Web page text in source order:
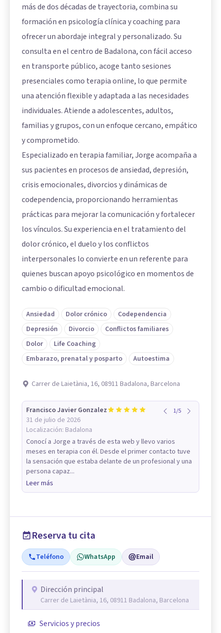
más de dos décadas de trayectoria, combina su
formación en psicología clínica y coaching para
ofrecer un abordaje integral y personalizado. Su
consulta en el centro de Badalona, con fácil acceso
en transporte público, acoge tanto sesiones
presenciales como terapia online, lo que permite
una atención flexible y adaptada a las necesidades
individuales. Atiende a adolescentes, adultos,
familias y grupos, con un enfoque cercano, empático
y comprometido.
Especializado en terapia familiar, Jorge acompaña a
sus pacientes en procesos de ansiedad, depresión,
crisis emocionales, divorcios y dinámicas de
codependencia, proporcionando herramientas
prácticas para mejorar la comunicación y fortalecer
los vínculos. Su experiencia en el tratamiento del
dolor crónico, el duelo y los conflictos
interpersonales lo convierte en un referente para
quienes buscan apoyo psicológico en momentos de
cambio o dificultad emocional.
Ansiedad Dolor crónico
Codependencia
Depresión
Divorcio
Conflictos familiares
Dolor
Life Coaching
Embarazo, prenatal y posparto
Autoestima
Carrer de Laietània, 16, 08911 Badalona, Barcelona
Francisco Javier Gonzalez
31 de julio de 2026
Localización: Badalona
1/5
Conocí a Jorge a través de esta web y llevo varios
meses en terapia con él. Desde el primer contacto tuve
la sensación que estaba delante de un profesional y una
persona capaz...
Leer más
Reserva tu cita
Teléfono WhatsApp Email
Dirección principal
Carrer de Laietània, 16, 08911 Badalona, Barcelona
Servicios y precios